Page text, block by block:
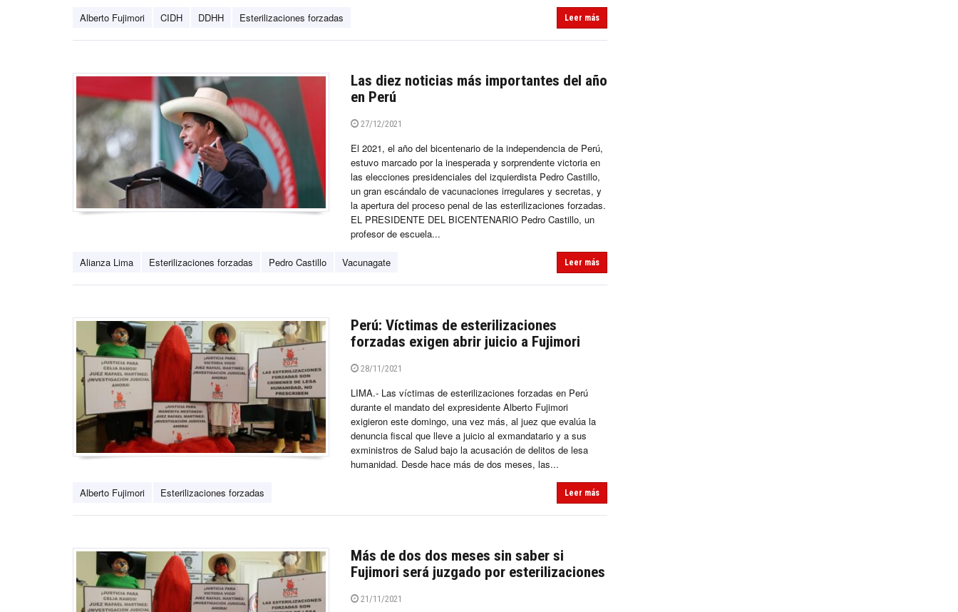
Alberto Fujimori CIDH DDHH Esterilizaciones forzadas Leer más
Las diez noticias más importantes del año
en Perú
27/12/2021
El 2021, el año del bicentenario de la independencia de Perú,
estuvo marcado por la inesperada y sorprendente victoria en
las elecciones presidenciales del izquierdista Pedro Castillo,
un gran escándalo de vacunaciones irregulares y secretas, y
la apertura del proceso penal de las esterilizaciones forzadas.
EL PRESIDENTE DEL BICENTENARIO Pedro Castillo, un
profesor de escuela...
Alianza Lima Esterilizaciones forzadas Pedro Castillo Vacunagate Leer más
Perú: Víctimas de esterilizaciones
forzadas exigen abrir juicio a Fujimori
28/11/2021
LIMA.- Las víctimas de esterilizaciones forzadas en Perú
durante el mandato del expresidente Alberto Fujimori
exigieron este domingo, una vez más, al juez que evalúa la
denuncia fiscal que lleve a juicio al exmandatario y a sus
exministros de Salud bajo la acusación de delitos de lesa
humanidad. Desde hace más de dos meses, las...
Alberto Fujimori Esterilizaciones forzadas Leer más
Más de dos dos meses sin saber si
Fujimori será juzgado por esterilizaciones
21/11/2021